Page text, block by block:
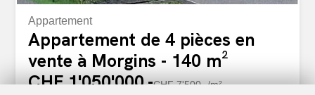
Appartement
Appartement de 4 pièces en
vente à Morgins - 140 m²
CHF 1'050'000.-CHF 7'500.-/m²